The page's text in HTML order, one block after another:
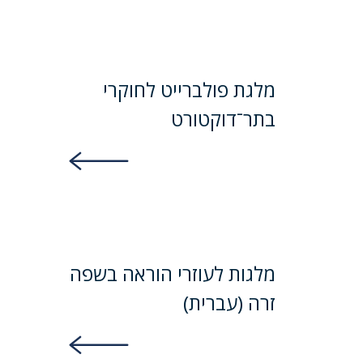
מלגת פולברייט לחוקרי
בתר־דוקטורט
DISCOVER MORE
מלגות לעוזרי הוראה בשפה
זרה (עברית)
DISCOVER MORE